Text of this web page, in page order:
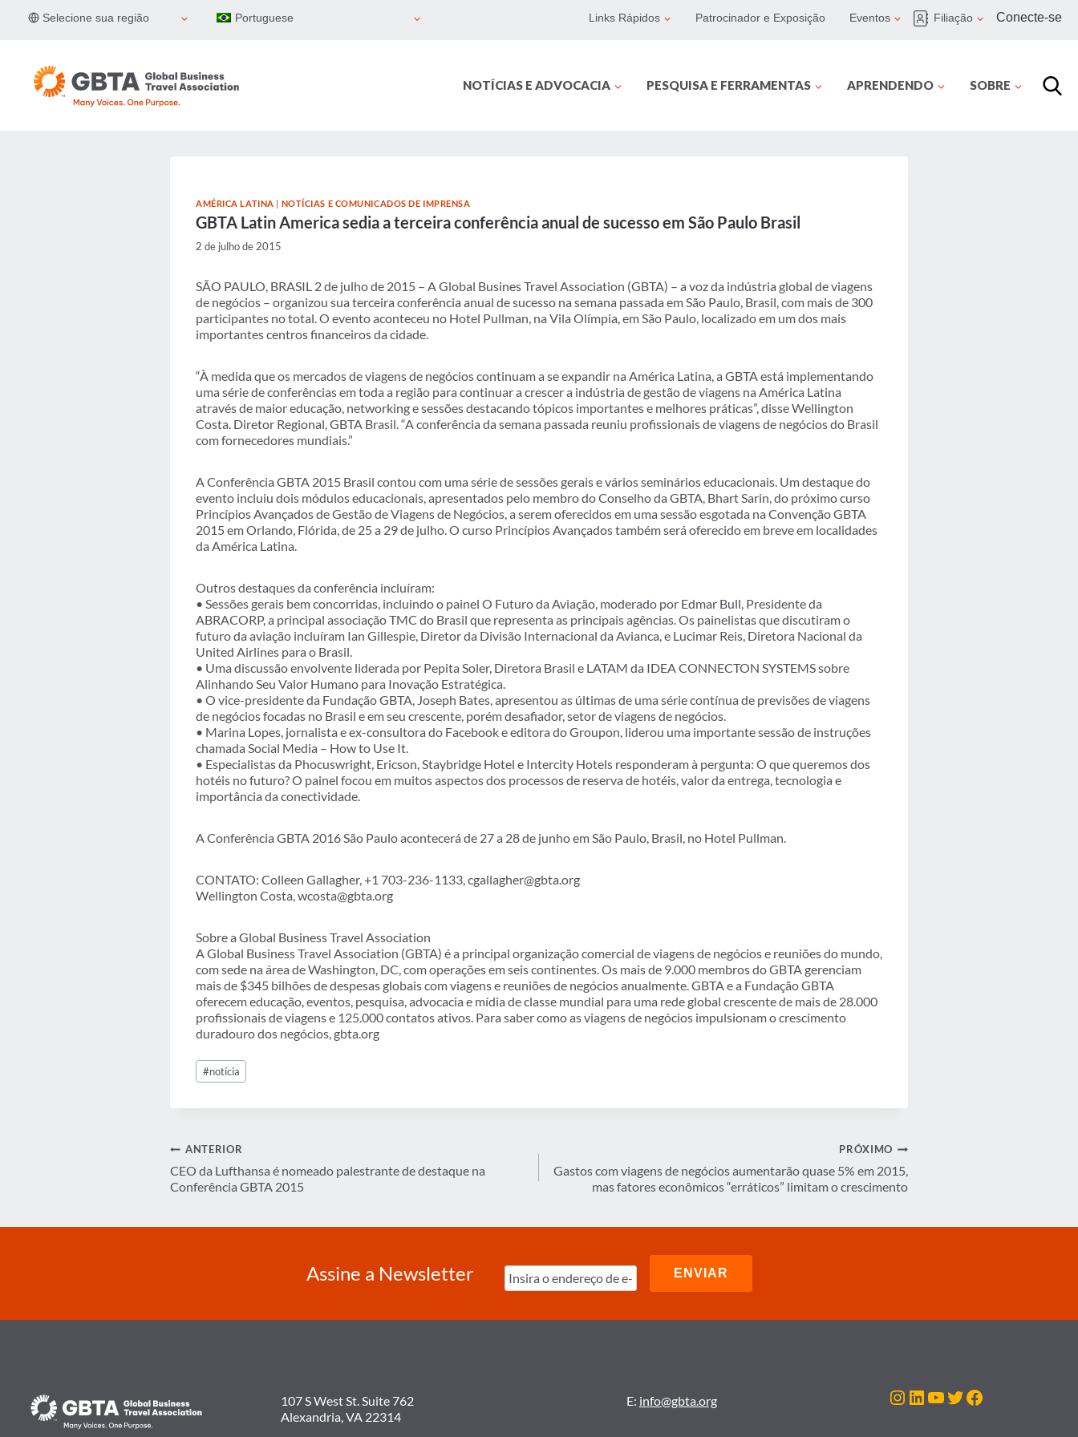
Selecione sua região Portuguese Links Rápidos Patrocinador e Exposição Eventos Filiação Conecte-se
NOTÍCIAS E ADVOCACIA PESQUISA E FERRAMENTAS APRENDENDO SOBRE
AMÉRICA LATINA | NOTÍCIAS E COMUNICADOS DE IMPRENSA
GBTA Latin America sedia a terceira conferência anual de sucesso em São Paulo Brasil
2 de julho de 2015
SÃO PAULO, BRASIL 2 de julho de 2015 – A Global Busines Travel Association (GBTA) – a voz da indústria global de viagens
de negócios – organizou sua terceira conferência anual de sucesso na semana passada em São Paulo, Brasil, com mais de 300
participantes no total. O evento aconteceu no Hotel Pullman, na Vila Olímpia, em São Paulo, localizado em um dos mais
importantes centros financeiros da cidade.
“À medida que os mercados de viagens de negócios continuam a se expandir na América Latina, a GBTA está implementando
uma série de conferências em toda a região para continuar a crescer a indústria de gestão de viagens na América Latina
através de maior educação, networking e sessões destacando tópicos importantes e melhores práticas”, disse Wellington
Costa. Diretor Regional, GBTA Brasil. “A conferência da semana passada reuniu profissionais de viagens de negócios do Brasil
com fornecedores mundiais.”
A Conferência GBTA 2015 Brasil contou com uma série de sessões gerais e vários seminários educacionais. Um destaque do
evento incluiu dois módulos educacionais, apresentados pelo membro do Conselho da GBTA, Bhart Sarin, do próximo curso
Princípios Avançados de Gestão de Viagens de Negócios, a serem oferecidos em uma sessão esgotada na Convenção GBTA
2015 em Orlando, Flórida, de 25 a 29 de julho. O curso Princípios Avançados também será oferecido em breve em localidades
da América Latina.
Outros destaques da conferência incluíram:
• Sessões gerais bem concorridas, incluindo o painel O Futuro da Aviação, moderado por Edmar Bull, Presidente da
ABRACORP, a principal associação TMC do Brasil que representa as principais agências. Os painelistas que discutiram o
futuro da aviação incluíram Ian Gillespie, Diretor da Divisão Internacional da Avianca, e Lucimar Reis, Diretora Nacional da
United Airlines para o Brasil.
• Uma discussão envolvente liderada por Pepita Soler, Diretora Brasil e LATAM da IDEA CONNECTON SYSTEMS sobre
Alinhando Seu Valor Humano para Inovação Estratégica.
• O vice-presidente da Fundação GBTA, Joseph Bates, apresentou as últimas de uma série contínua de previsões de viagens
de negócios focadas no Brasil e em seu crescente, porém desafiador, setor de viagens de negócios.
• Marina Lopes, jornalista e ex-consultora do Facebook e editora do Groupon, liderou uma importante sessão de instruções
chamada Social Media – How to Use It.
• Especialistas da Phocuswright, Ericson, Staybridge Hotel e Intercity Hotels responderam à pergunta: O que queremos dos
hotéis no futuro? O painel focou em muitos aspectos dos processos de reserva de hotéis, valor da entrega, tecnologia e
importância da conectividade.
A Conferência GBTA 2016 São Paulo acontecerá de 27 a 28 de junho em São Paulo, Brasil, no Hotel Pullman.
CONTATO: Colleen Gallagher, +1 703-236-1133, cgallagher@gbta.org
Wellington Costa, wcosta@gbta.org
Sobre a Global Business Travel Association
A Global Business Travel Association (GBTA) é a principal organização comercial de viagens de negócios e reuniões do mundo,
com sede na área de Washington, DC, com operações em seis continentes. Os mais de 9.000 membros do GBTA gerenciam
mais de $345 bilhões de despesas globais com viagens e reuniões de negócios anualmente. GBTA e a Fundação GBTA
oferecem educação, eventos, pesquisa, advocacia e mídia de classe mundial para uma rede global crescente de mais de 28.000
profissionais de viagens e 125.000 contatos ativos. Para saber como as viagens de negócios impulsionam o crescimento
duradouro dos negócios, gbta.org
Tags
do
#notícia
Navegação
de
Post
ANTERIOR
CEO da Lufthansa é nomeado palestrante de destaque na
Conferência GBTA 2015
PRÓXIMO
Gastos com viagens de negócios aumentarão quase 5% em 2015,
mas fatores econômicos “erráticos” limitam o crescimento
Assine a Newsletter
107 S West St. Suite 762
Alexandria, VA 22314
E: info@gbta.org Instagram
LinkedIn
Youtube
Twitter
Facebook